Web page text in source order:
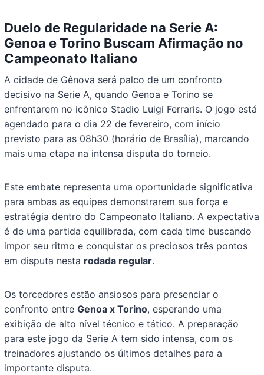
Duelo de Regularidade na Serie A:
Genoa e Torino Buscam Afirmação no
Campeonato Italiano
A cidade de Gênova será palco de um confronto
decisivo na Serie A, quando Genoa e Torino se
enfrentarem no icônico Stadio Luigi Ferraris. O jogo está
agendado para o dia 22 de fevereiro, com início
previsto para as 08h30 (horário de Brasília), marcando
mais uma etapa na intensa disputa do torneio.
Este embate representa uma oportunidade significativa
para ambas as equipes demonstrarem sua força e
estratégia dentro do Campeonato Italiano. A expectativa
é de uma partida equilibrada, com cada time buscando
impor seu ritmo e conquistar os preciosos três pontos
em disputa nesta rodada regular.
Os torcedores estão ansiosos para presenciar o
confronto entreGenoa x Torino, esperando uma
exibição de alto nível técnico e tático. A preparação
para este jogo da Serie A tem sido intensa, com os
treinadores ajustando os últimos detalhes para a
importante disputa.